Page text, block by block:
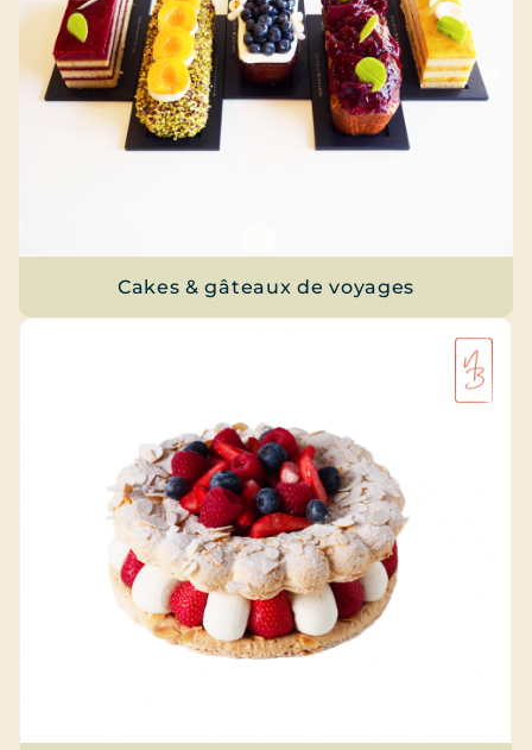
Cakes & gâteaux de voyages